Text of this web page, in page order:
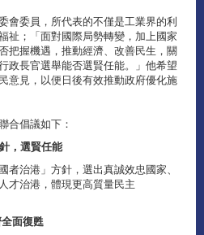
會委員，所代表的不僅是工業界的利
祉；「面對國際局勢轉變，加上國家
把握機遇，推動經濟、改善民生，關
政長官選舉能否選賢任能。」他希望
意見，以便日後有效推動政府優化施
合倡議如下：
，選賢任能
治港」方針，選出真誠效忠國家、
才治港，體現更高質量民主
面復甦